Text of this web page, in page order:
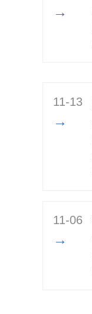
→
11-13
→
11-06
→